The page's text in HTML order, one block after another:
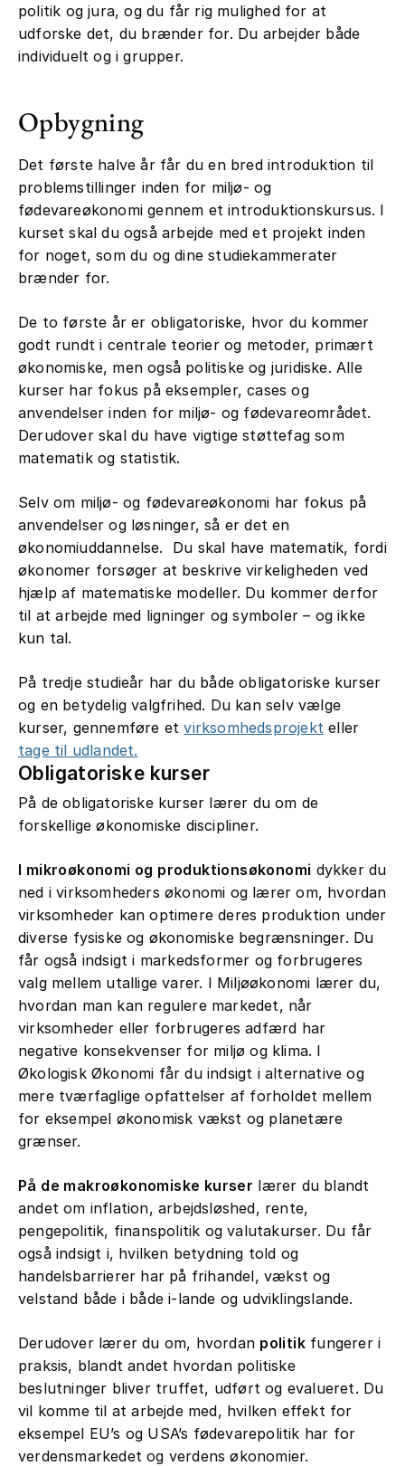
politik og jura, og du får rig mulighed for at
udforske det, du brænder for. Du arbejder både
individuelt og i grupper.
Opbygning
Det første halve år får du en bred introduktion til
problemstillinger inden for miljø- og
fødevareøkonomi gennem et introduktionskursus. I
kurset skal du også arbejde med et projekt inden
for noget, som du og dine studiekammerater
brænder for.
De to første år er obligatoriske, hvor du kommer
godt rundt i centrale teorier og metoder, primært
økonomiske, men også politiske og juridiske. Alle
kurser har fokus på eksempler, cases og
anvendelser inden for miljø- og fødevareområdet.
Derudover skal du have vigtige støttefag som
matematik og statistik.
Selv om miljø- og fødevareøkonomi har fokus på
anvendelser og løsninger, så er det en
økonomiuddannelse. Du skal have matematik, fordi
økonomer forsøger at beskrive virkeligheden ved
hjælp af matematiske modeller. Du kommer derfor
til at arbejde med ligninger og symboler – og ikke
kun tal.
På tredje studieår har du både obligatoriske kurser
og en betydelig valgfrihed. Du kan selv vælge
kurser, gennemføre etvirksomhedsprojekt eller
tage til udlandet.
Obligatoriske kurser
På de obligatoriske kurser lærer du om de
forskellige økonomiske discipliner.
I mikroøkonomi og produktionsøkonomi dykker du
ned i virksomheders økonomi og lærer om, hvordan
virksomheder kan optimere deres produktion under
diverse fysiske og økonomiske begrænsninger. Du
får også indsigt i markedsformer og forbrugeres
valg mellem utallige varer. I Miljøøkonomi lærer du,
hvordan man kan regulere markedet, når
virksomheder eller forbrugeres adfærd har
negative konsekvenser for miljø og klima. I
Økologisk Økonomi får du indsigt i alternative og
mere tværfaglige opfattelser af forholdet mellem
for eksempel økonomisk vækst og planetære
grænser.
På de makroøkonomiske kurser lærer du blandt
andet om inflation, arbejdsløshed, rente,
pengepolitik, finanspolitik og valutakurser. Du får
også indsigt i, hvilken betydning told og
handelsbarrierer har på frihandel, vækst og
velstand både i både i-lande og udviklingslande.
Derudover lærer du om, hvordan politik fungerer i
praksis, blandt andet hvordan politiske
beslutninger bliver truffet, udført og evalueret. Du
vil komme til at arbejde med, hvilken effekt for
eksempel EU’s og USA’s fødevarepolitik har for
verdensmarkedet og verdens økonomier.